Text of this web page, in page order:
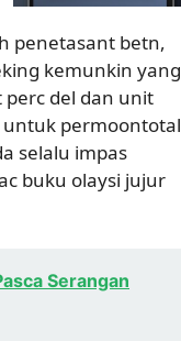
penetasant betn,
kemunkin yang
del dan unit
permoontotal
selalu impas
buku olaysi jujur
Serangan